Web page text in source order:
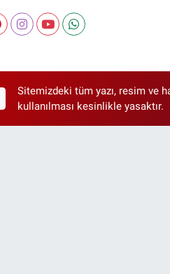
Sitemizdeki tüm yazı, resim ve
kullanılması kesinlikle yasaktır.